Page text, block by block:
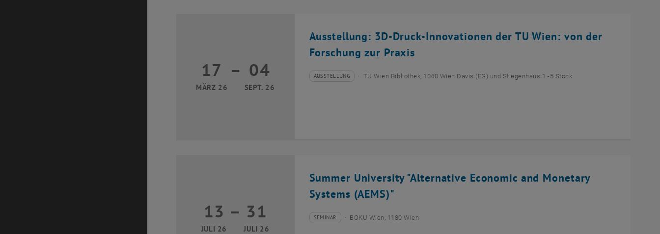
Ausstellung: 3D-Druck-Innovationen der TU Wien: von der
Forschung zur Praxis
17
MÄRZ 26
17 März 2026 bis 04 September 2026
– 04
SEPT. 26
Veranstaltungstyp:
AUSSTELLUNG
Veranstaltungsort: TU Wien Bibliothek, 1040 Wien Davis (EG) und Stiegenhaus 1.-5.Stock
Summer University "Alternative Economic and Monetary
Systems (AEMS)"
13
JULI 26
13 Juli 2026 bis 31 Juli 2026
– 31
JULI 26
Veranstaltungstyp:
SEMINAR
Veranstaltungsort:BOKU Wien, 1180 Wien